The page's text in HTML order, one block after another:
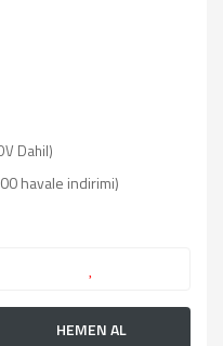
Dahil)
havale indirimi)
HEMEN AL